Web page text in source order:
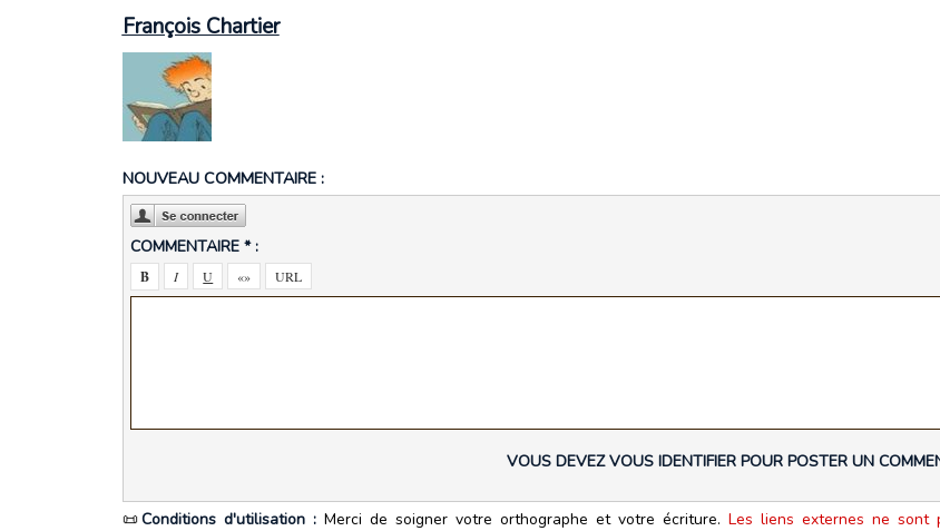
François Chartier
NOUVEAU COMMENTAIRE :
COMMENTAIRE * :
VOUS DEVEZ VOUS IDENTIFIER POUR POSTER UN
📜Conditions d'utilisation :Merci de soigner votre orthographe et votre écriture.Les liens externes ne sont